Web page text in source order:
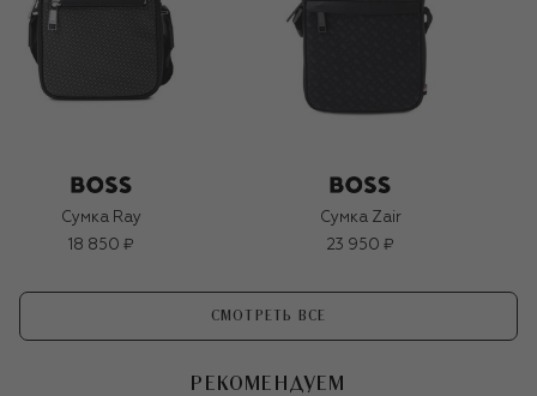
Сумка Ray
18 850 ₽
Сумка Zair
23 950 ₽
СМОТРЕТЬ ВСЕ
РЕКОМЕНДУЕМ